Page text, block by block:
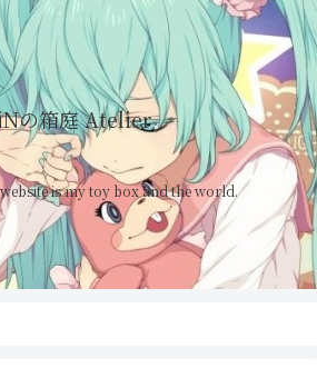
の箱庭 Atelier
is my toy box and the world.